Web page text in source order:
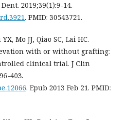
2019;39(1):9-14.
. PMID: 30543721.
Mo JJ, Qiao SC, Lai HC.
with or without grafting:
clinical trial. J Clin
403.
. Epub 2013 Feb 21. PMID: